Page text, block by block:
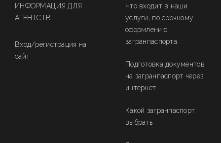
ИНФОРМАЦИЯ ДЛЯ
АГЕНТСТВ
Вход/регистрация на
сайт
Что входит в наши
услуги, по срочному
оформлению
загранпаспорта.
Подготовка документов
на загранпаспорт через
интернет
Какой загранпаспорт
выбрать